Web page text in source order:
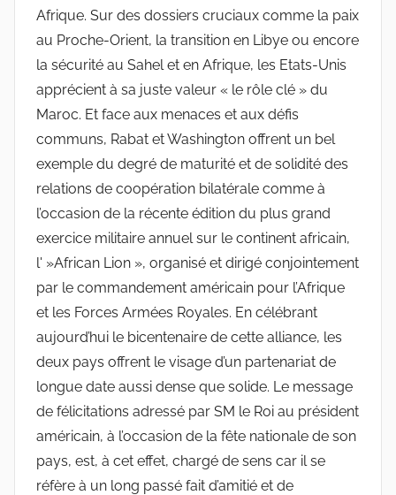
Afrique. Sur des dossiers cruciaux comme la paix
au Proche-Orient, la transition en Libye ou encore
la sécurité au Sahel et en Afrique, les Etats-Unis
apprécient à sa juste valeur « le rôle clé » du
Maroc. Et face aux menaces et aux défis
communs, Rabat et Washington offrent un bel
exemple du degré de maturité et de solidité des
relations de coopération bilatérale comme à
l’occasion de la récente édition du plus grand
exercice militaire annuel sur le continent africain,
l' »African Lion », organisé et dirigé conjointement
par le commandement américain pour l’Afrique
et les Forces Armées Royales. En célébrant
aujourd’hui le bicentenaire de cette alliance, les
deux pays offrent le visage d’un partenariat de
longue date aussi dense que solide. Le message
de félicitations adressé par SM le Roi au président
américain, à l’occasion de la fête nationale de son
pays, est, à cet effet, chargé de sens car il se
réfère à un long passé fait d’amitié et de